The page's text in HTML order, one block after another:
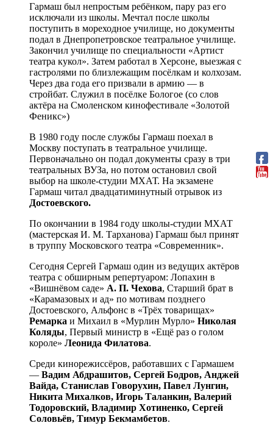
Гармаш был непростым ребёнком, пару раз его
исключали из школы. Мечтал после школы
поступить в мореходное училище, но документы
подал в Днепропетровское театральное училище.
Закончил училище по специальности «Артист
театра кукол». Затем работал в Херсоне, выезжая с
гастролями по близлежащим посёлкам и колхозам.
Через два года его призвали в армию — в
стройбат. Служил в посёлке Бологое (со слов
актёра на Смоленском кинофестивале «Золотой
Феникс»)
В 1980 году после службы Гармаш поехал в
Москву поступать в театральное училище.
Первоначально он подал документы сразу в три
театральных ВУЗа, но потом остановил свой
выбор на школе-студии МХАТ. На экзамене
Гармаш читал двадцатиминутный отрывок из
Достоевского.
По окончании в 1984 году школы-студии МХАТ
(мастерская И. М. Тарханова) Гармаш был принят
в труппу Московского театра «Современник».
Сегодня Сергей Гармаш один из ведущих актёров
театра с обширным репертуаром: Лопахин в
«Вишнёвом саде» А. П. Чехова, Старший брат в
«Карамазовых и ад» по мотивам позднего
Достоевского, Альфонс в «Трёх товарищах»
Ремарка и Михаил в «Мурлин Мурло» Николая
Коляды, Первый министр в «Ещё раз о голом
короле» Леонида Филатова.
Среди кинорежиссёров, работавших с Гармашем
— Вадим Абдрашитов, Сергей Бодров, Анджей
Вайда, Станислав Говорухин, Павел Лунгин,
Никита Михалков, Игорь Таланкин, Валерий
Тодоровский, Владимир Хотиненко, Сергей
Соловьёв, Тимур Бекмамбетов.